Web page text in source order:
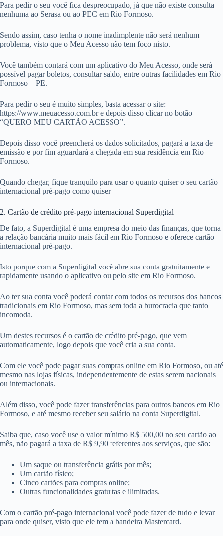
Para pedir o seu você fica despreocupado, já que não existe consulta
nenhuma ao Serasa ou ao PEC em Rio Formoso.
Sendo assim, caso tenha o nome inadimplente não será nenhum
problema, visto que o Meu Acesso não tem foco nisto.
Você também contará com um aplicativo do Meu Acesso, onde será
possível pagar boletos, consultar saldo, entre outras facilidades em Rio
Formoso – PE.
Para pedir o seu é muito simples, basta acessar o site:
https://www.meuacesso.com.br e depois disso clicar no botão
“QUERO MEU CARTÃO ACESSO”.
Depois disso você preencherá os dados solicitados, pagará a taxa de
emissão e por fim aguardará a chegada em sua residência em Rio
Formoso.
Quando chegar, fique tranquilo para usar o quanto quiser o seu cartão
internacional pré-pago como quiser.
2. Cartão de crédito pré-pago internacional Superdigital
De fato, a Superdigital é uma empresa do meio das finanças, que torna
a relação bancária muito mais fácil em Rio Formoso e oferece cartão
internacional pré-pago.
Isto porque com a Superdigital você abre sua conta gratuitamente e
rapidamente usando o aplicativo ou pelo site em Rio Formoso.
Ao ter sua conta você poderá contar com todos os recursos dos bancos
tradicionais em Rio Formoso, mas sem toda a burocracia que tanto
incomoda.
Um destes recursos é o cartão de crédito pré-pago, que vem
automaticamente, logo depois que você cria a sua conta.
Com ele você pode pagar suas compras online em Rio Formoso, ou até
mesmo nas lojas físicas, independentemente de estas serem nacionais
ou internacionais.
Além disso, você pode fazer transferências para outros bancos em Rio
Formoso, e até mesmo receber seu salário na conta Superdigital.
Saiba que, caso você use o valor mínimo R$ 500,00 no seu cartão ao
mês, não pagará a taxa de R$ 9,90 referentes aos serviços, que são:
Um saque ou transferência grátis por mês;
Um cartão físico;
Cinco cartões para compras online;
Outras funcionalidades gratuitas e ilimitadas.
Com o cartão pré-pago internacional você pode fazer de tudo e levar
para onde quiser, visto que ele tem a bandeira Mastercard.